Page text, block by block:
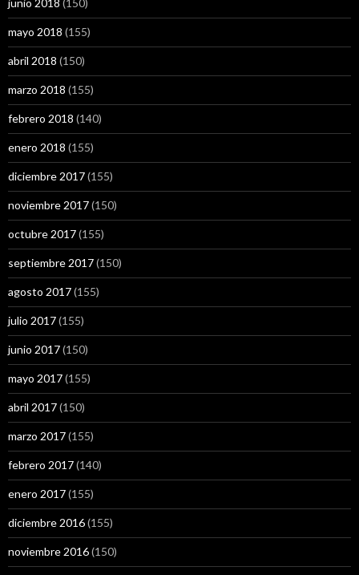
junio 2018 (150)
mayo 2018 (155)
abril 2018 (150)
marzo 2018 (155)
febrero 2018 (140)
enero 2018 (155)
diciembre 2017(155)
noviembre 2017(150)
octubre 2017(155)
septiembre 2017(150)
agosto 2017(155)
julio 2017(155)
junio 2017(150)
mayo 2017(155)
abril 2017(150)
marzo 2017(155)
febrero 2017(140)
enero 2017(155)
diciembre 2016(155)
noviembre 2016(150)